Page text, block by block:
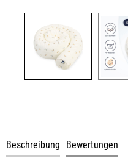
Beschreibung Bewertungen